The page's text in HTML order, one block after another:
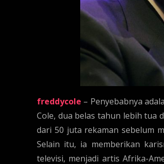
freddycole – Penyebabnya
Cole, dua belas tahun lebih tua
dari 50 juta rekaman sebelum
Selain itu, ia memberikan
televisi, menjadi artis Afrika-